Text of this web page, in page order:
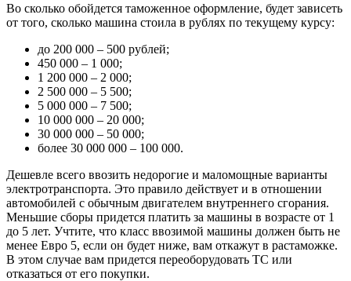
Во сколько обойдется таможенное оформление, будет зависеть
от того, сколько машина стоила в рублях по текущему курсу:
до 200 000 – 500 рублей;
450 000 – 1 000;
1 200 000 – 2 000;
2 500 000 – 5 500;
5 000 000 – 7 500;
10 000 000 – 20 000;
30 000 000 – 50 000;
более 30 000 000 – 100 000.
Дешевле всего ввозить недорогие и маломощные варианты
электротранспорта. Это правило действует и в отношении
автомобилей с обычным двигателем внутреннего сгорания.
Меньшие сборы придется платить за машины в возрасте от 1
до 5 лет. Учтите, что класс ввозимой машины должен быть не
менее Евро 5, если он будет ниже, вам откажут в растаможке.
В этом случае вам придется переоборудовать ТС или
отказаться от его покупки.